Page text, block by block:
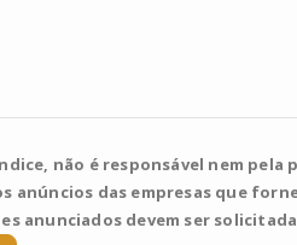
não é responsável nem
anúncios das empresas que
anunciados devem ser